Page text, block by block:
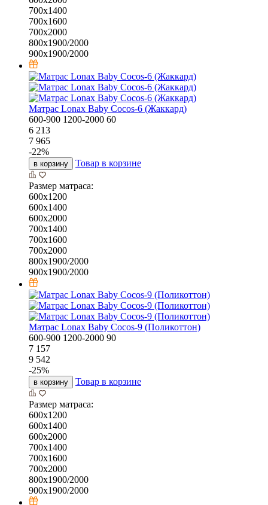
700х1400
700х1600
700х2000
800х1900/2000
900х1900/2000
Матрас Lonax Baby Cocos-6 (Жаккард)
600-900 1200-2000 60
6 213
7 965
-22%
в корзину Товар в корзине
Размер матраса:
600х1200
600х1400
600х2000
700х1400
700х1600
700х2000
800х1900/2000
900х1900/2000
Матрас Lonax Baby Cocos-9 (Поликоттон)
600-900 1200-2000 90
7 157
9 542
-25%
в корзину Товар в корзине
Размер матраса:
600х1200
600х1400
600х2000
700х1400
700х1600
700х2000
800х1900/2000
900х1900/2000